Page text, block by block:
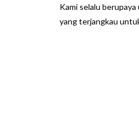
Kami selalu
yang terjangkau